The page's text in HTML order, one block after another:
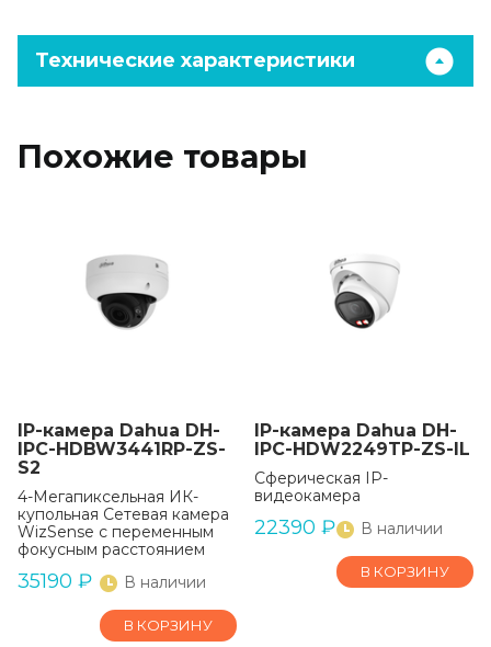
Технические характеристики
Похожие товары
IP-камера Dahua DH-
IPC-HDBW3441RP-ZS-
S2
4-Мегапиксельная ИК-
купольная Сетевая камера
WizSense с переменным
фокусным расстоянием
35190 ₽ В наличии
В КОРЗИНУ
IP-камера Dahua DH-
IPC-HDW2249TP-ZS-IL
Сферическая IP-
видеокамера
22390 ₽ В наличии
В КОРЗИНУ